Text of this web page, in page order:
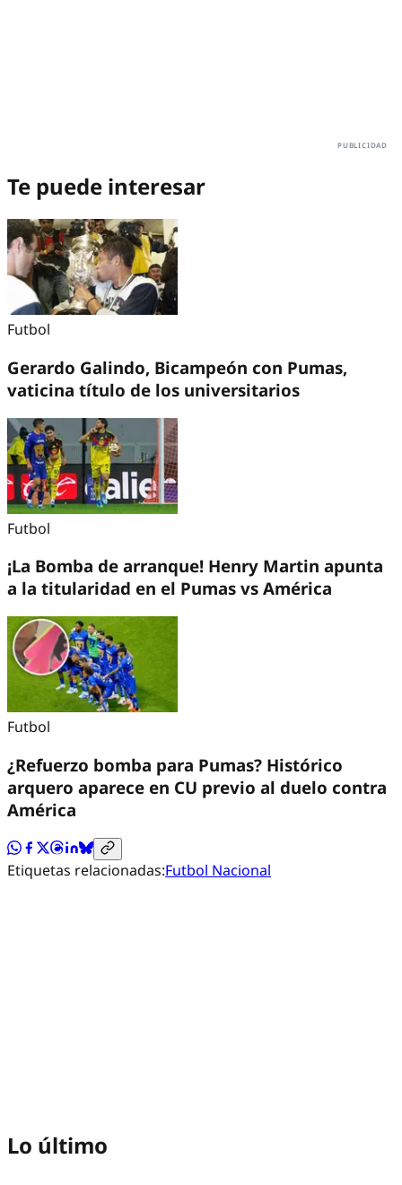
Te puede interesar
Futbol
Gerardo Galindo, Bicampeón con Pumas,
vaticina título de los universitarios
Futbol
¡La Bomba de arranque! Henry Martin apunta
a la titularidad en el Pumas vs América
Futbol
¿Refuerzo bomba para Pumas? Histórico
arquero aparece en CU previo al duelo contra
América
Etiquetas relacionadas:Futbol Nacional
Lo último